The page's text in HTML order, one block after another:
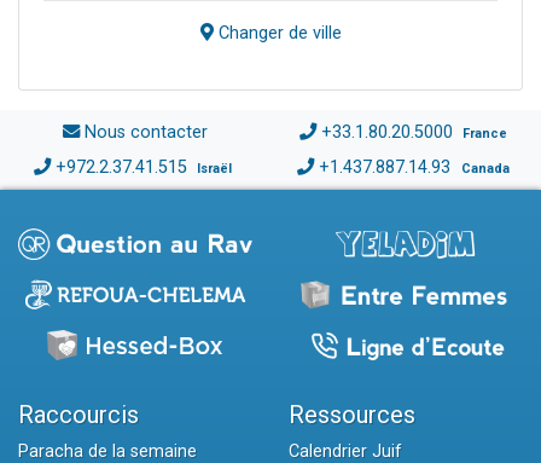
Changer de ville
Nous contacter +33.1.80.20.5000 France
+972.2.37.41.515 Israël +1.437.887.14.93 Canada
Raccourcis
Paracha de la semaine
Ressources
Calendrier Juif